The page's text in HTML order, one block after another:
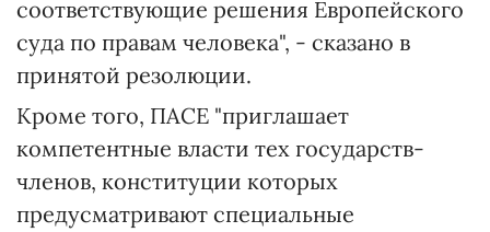
соответствующие решения Европейского
суда по правам человека", - сказано в
принятой резолюции.
Кроме того, ПАСЕ "приглашает
компетентные власти тех государств-
членов, конституции которых
предусматривают специальные